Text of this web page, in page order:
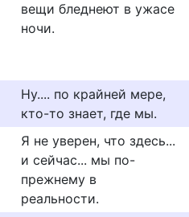
вещи бледнеют в ужасе
ночи.
Ну.... по крайней мере,
кто-то знает, где мы.
Я не уверен, что здесь...
и сейчас... мы по-
прежнему в
реальности.